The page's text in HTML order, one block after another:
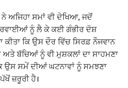
ਅਜਿਹਾ ਸਮਾਂ ਵੀ ਦੇਖਿਆ, ਜਦੋਂ
ਨੂੰ ਲੈ ਕੇ ਕਈ ਗੰਭੀਰ ਦੋਸ਼
ਕਿ ਉਸ ਦੌਰ ਵਿੱਚ ਸਿਰਫ਼ ਨੌਜਵਾਨ
ਅਤੇ ਬੱਚਿਆਂ ਨੂੰ ਵੀ ਮੁਸ਼ਕਲਾਂ ਦਾ ਸਾਹਮਣਾ
ਉਸ ਸਮੇਂ ਦੀਆਂ ਘਟਨਾਵਾਂ ਨੂੰ ਸਮਝਣਾ
ਜ਼ਰੂਰੀ ਹੈ।